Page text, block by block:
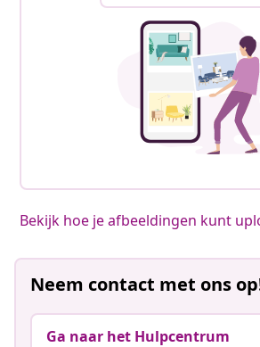
Bekijk hoe je afbeeldingen kunt
Neem contact met ons
Ga naar het Hulpcentrum